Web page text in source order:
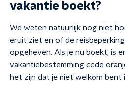
vakantie boekt?
We weten natuurlijk nog niet
eruit ziet en of de
opgeheven. Als je nu boekt, is
vakantiebestemming code
het zijn dat je niet welkom bent